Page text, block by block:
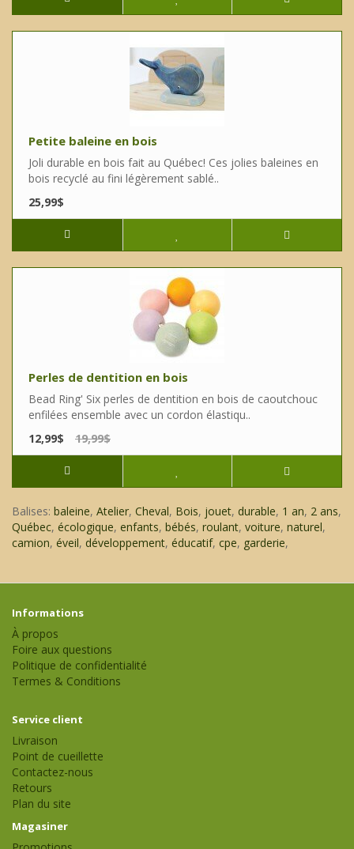
Petite baleine en bois
Joli durable en bois fait au Québec! Ces jolies baleines en
bois recyclé au fini légèrement sablé..
25,99$
Perles de dentition en bois
Bead Ring' Six perles de dentition en bois de caoutchouc
enfilées ensemble avec un cordon élastiqu..
12,99$
19,99$
Balises: baleine, Atelier, Cheval, Bois, jouet, durable, 1 an, 2 ans,
Québec, écologique, enfants, bébés, roulant, voiture, naturel,
camion, éveil, développement, éducatif, cpe, garderie,
Informations
À propos
Foire aux questions
Politique de confidentialité
Termes & Conditions
Service client
Livraison
Point de cueillette
Contactez-nous
Retours
Plan du site
Magasiner